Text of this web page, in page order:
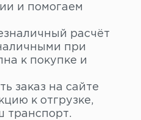
и помогаем
расчёт
при
к покупке и
заказ на сайте
к отгрузке,
транспорт.